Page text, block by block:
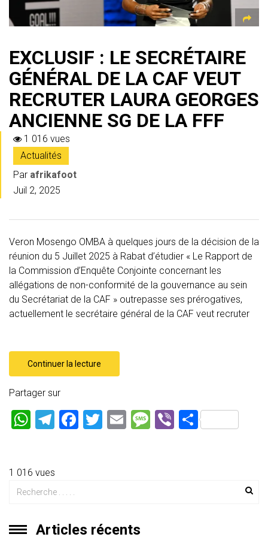
EXCLUSIF : LE SECRÉTAIRE
GÉNÉRAL DE LA CAF VEUT
RECRUTER LAURA GEORGES
ANCIENNE SG DE LA FFF
1 016 vues
Actualités
Par afrikafoot
Juil 2, 2025
Veron Mosengo OMBA à quelques jours de la décision de la
réunion du 5 Juillet 2025 à Rabat d’étudier « Le Rapport de
la Commission d’Enquête Conjointe concernant les
allégations de non-conformité de la gouvernance au sein
du Secrétariat de la CAF » outrepasse ses prérogatives,
actuellement le secrétaire général de la CAF veut recruter
Continuer la lecture
Partager sur
W
s
A
T
a
F
T
E
M Vi P
1 016 vues
Articles récents